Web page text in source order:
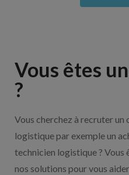
Vous êtes
?
Vous cherchez à recruter un
logistique par exemple un
technicien logistique ? Vous
nos solutions pour vous